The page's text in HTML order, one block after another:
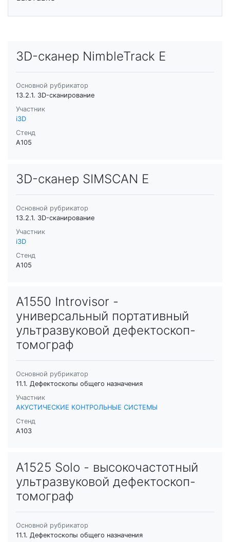
3D-сканер NimbleTrack E
Основной рубрикатор
13.2.1. 3D-сканирование
Участник
i3D
Стенд
A105
3D-сканер SIMSCAN E
Основной рубрикатор
13.2.1. 3D-сканирование
Участник
i3D
Стенд
A105
A1550 Introvisor -
универсальный портативный
ультразвуковой дефектоскоп-
томограф
Основной рубрикатор
11.1. Дефектоскопы общего назначения
Участник
АКУСТИЧЕСКИЕ КОНТРОЛЬНЫЕ СИСТЕМЫ
Стенд
A103
А1525 Solo - высокочастотный
ультразвуковой дефектоскоп-
томограф
Основной рубрикатор
11.1. Дефектоскопы общего назначения